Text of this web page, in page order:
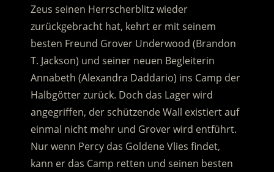
Zeus seinen Herrscherblitz wieder
zurückgebracht hat, kehrt er mit seinem
besten Freund Grover Underwood (Brandon
T. Jackson) und seiner neuen Begleiterin
Annabeth (Alexandra Daddario) ins Camp der
Halbgötter zurück. Doch das Lager wird
angegriffen, der schützende Wall existiert auf
einmal nicht mehr und Grover wird entführt.
Nur wenn Percy das Goldene Vlies findet,
kann er das Camp retten und seinen besten